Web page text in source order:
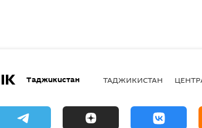
Таджикистан ТАДЖИКИСТАН